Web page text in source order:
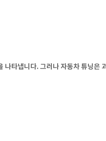
타냅니다. 그러나 자동차 튜닝은